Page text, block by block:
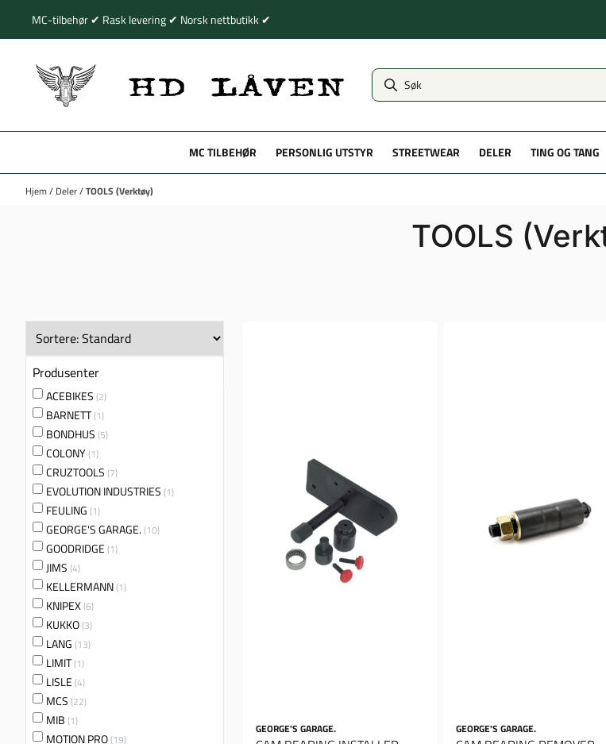
Hopp til innhold
MC-tilbehør ✔ Rask levering ✔ Norsk nettbutikk ✔
MC TILBEHØR PERSONLIG UTSTYR STREETWEAR DELER TING OG TANG
Hjem/ Deler/TOOLS (Verktøy)
TOOLS
Produsenter
ACEBIKES (2)
BARNETT(1)
BONDHUS (5)
COLONY(1)
CRUZTOOLS (7)
EVOLUTION INDUSTRIES (1)
FEULING (1)
GEORGE'S GARAGE.(10)
GOODRIDGE (1)
JIMS (4)
KELLERMANN(1)
KNIPEX(6)
KUKKO(3)
LANG (13)
LIMIT(1)
LISLE (4)
MCS (22)
MIB (1)
MOTION PRO(19)
GEORGE'S GARAGE. GEORGE'S GARAGE.